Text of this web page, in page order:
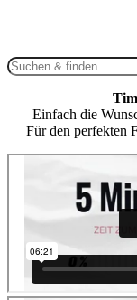
Einfach die
Für den perfekten